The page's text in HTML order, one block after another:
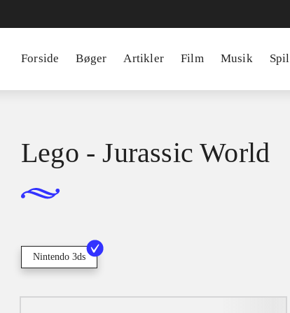
Forside Bøger Artikler Film Musik Spil
Lego - Jurassic World
Nintendo 3ds